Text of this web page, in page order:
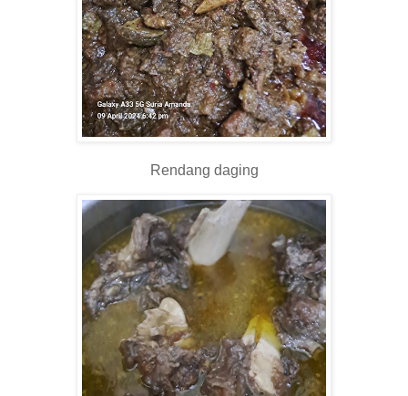
Rendang daging